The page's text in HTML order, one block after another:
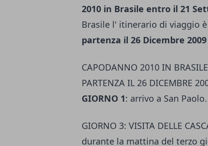
2010 in Brasile entro il 21
Brasile l' itinerario di viaggio
partenza il 26 Dicembre
CAPODANNO 2010 IN
PARTENZA IL 26 DICEMBRE
GIORNO 1: arrivo a San Paolo.
GIORNO 3: VISITA DELLE
durante la mattina del terzo